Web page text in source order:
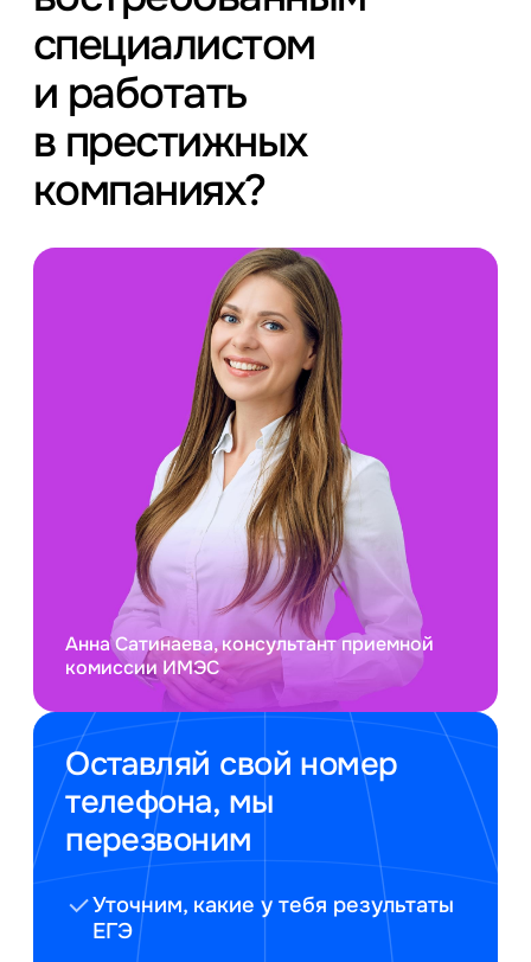
специалистом
и работать
в престижных
компаниях?
Оставляй свой номер
телефона, мы
перезвоним
Уточним, какие у тебя результаты
ЕГЭ
Анна Сатинаева, консультант приемной
комиссии ИМЭС